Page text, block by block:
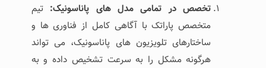
تخصص در تمامی مدل ‌های پاناسونیک: تیم
متخصص پاراتک با آگاهی کامل از فناوری ‌ها و
ساختارهای تلویزیون ‌های پاناسونیک، می‌ تواند
هرگونه مشکل را به ‌سرعت تشخیص داده و به